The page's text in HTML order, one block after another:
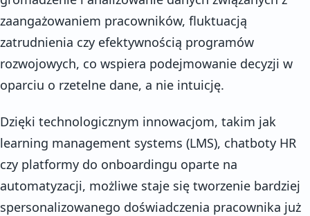
zaangażowaniem pracowników, fluktuacją
zatrudnienia czy efektywnością programów
rozwojowych, co wspiera podejmowanie decyzji w
oparciu o rzetelne dane, a nie intuicję.
Dzięki technologicznym innowacjom, takim jak
learning management systems (LMS), chatboty HR
czy platformy do onboardingu oparte na
automatyzacji, możliwe staje się tworzenie bardziej
spersonalizowanego doświadczenia pracownika już